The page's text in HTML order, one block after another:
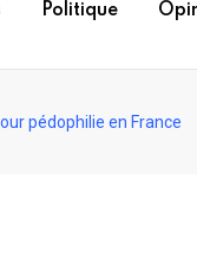
Politique
pédophilie en France